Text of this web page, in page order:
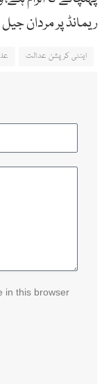
ریمانڈ پر مردان
اینٹی کرپشن عدالت
in this browser